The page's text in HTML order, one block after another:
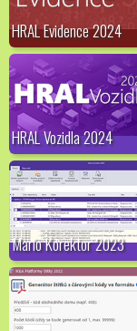
HRAL Evidence 2024
HRAL Vozidla 2024
Mario Korektor 2023